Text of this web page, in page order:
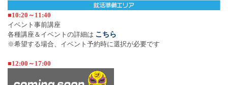
■10:20～11:40
イベント事前講座
各種講座＆イベントの詳細は こちら
※希望する場合、イベント予約時に選択が必要です
■12:00～17:00